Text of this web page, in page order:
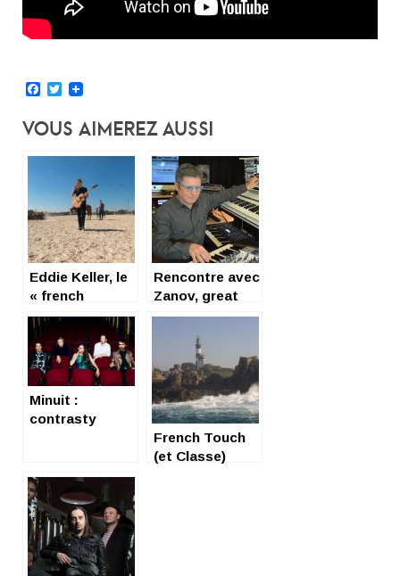
Facebook
Twitter
Vous Aimerez Aussi
Eddie Keller, le
« french
cowboy » qui
trace sa route
Rencontre avec
Zanov, great
French
electronic
Minuit :
contrasty
French Touch
(et Classe)